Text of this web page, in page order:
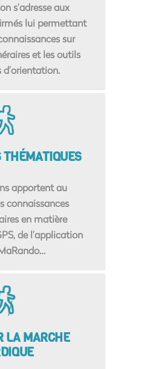
s’adresse aux
lui permettant
sur
et les outils
apportent au
connaissances
en matière
de l’application
LA MARCHE